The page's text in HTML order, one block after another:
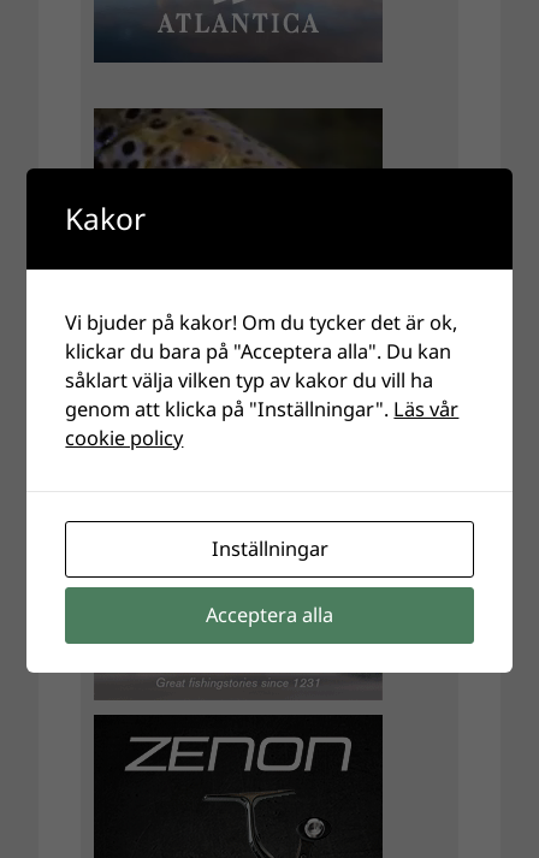
Kakor
Vi bjuder på kakor! Om du tycker det är ok,
klickar du bara på "Acceptera alla". Du kan
såklart välja vilken typ av kakor du vill ha
genom att klicka på "Inställningar". Läs vår
cookie policy
Inställningar
Acceptera alla